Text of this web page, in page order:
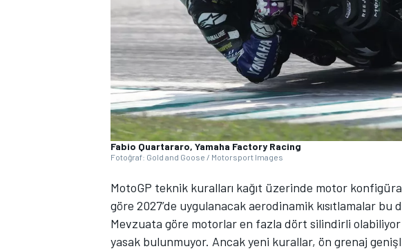
TÜRK SPORCULAR
Fabio Quartararo, Yamaha Factory Racing
Fotoğraf: Gold and Goose / Motorsport Images
MotoGP teknik kuralları kağıt üzerinde motor
göre 2027’de uygulanacak aerodinamik kısıtlamalar
Mevzuata göre motorlar en fazla dört silindirli olabiliyor
yasak bulunmuyor. Ancak yeni kurallar, ön grenaj